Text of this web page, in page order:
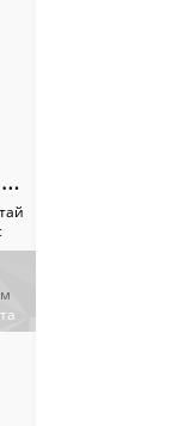
ASS 13-12M Каменная мозаика Tonomosaic